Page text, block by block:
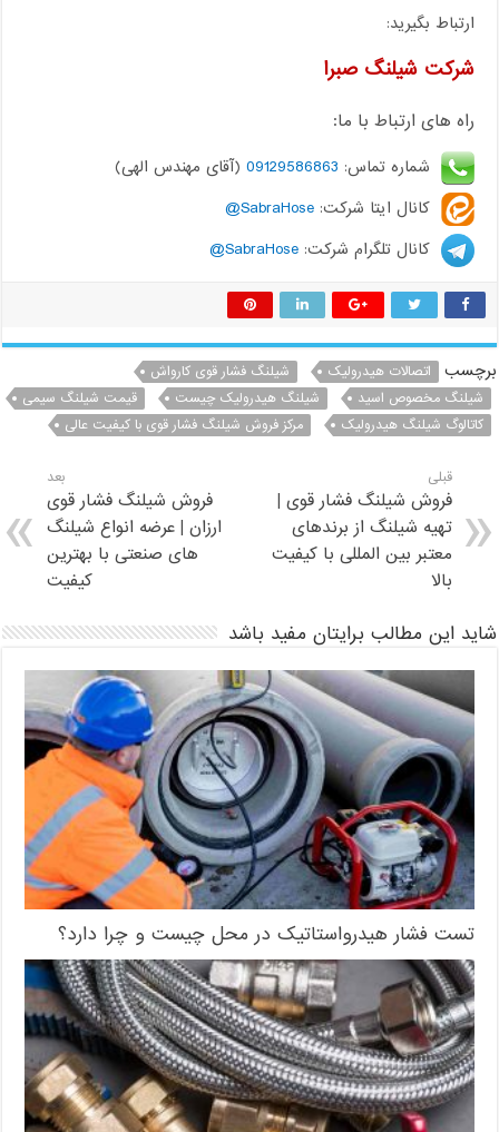
ارتباط بگیرید:
شرکت شیلنگ صبرا
راه های ارتباط با ما:
شماره تماس: 09129586863 (آقای مهندس الهی)
کانال ایتا شرکت:SabraHose@
کانال تلگرام شرکت:SabraHose@
برچسب اتصالات هیدرولیک
شیلنگ فشار قوی کارواش
شیلنگ مخصوص اسید
شیلنگ هیدرولیک چیست
قیمت شیلنگ سیمی
کاتالوگ شیلنگ هیدرولیک
مرکز فروش شیلنگ فشار قوی با کیفیت عالی
قبلی
فروش شیلنگ فشار قوی |
تهیه شیلنگ از برندهای
معتبر بین المللی با کیفیت
بالا
بعد
فروش شیلنگ فشار قوی
ارزان | عرضه انواع شیلنگ
های صنعتی با بهترین
کیفیت
شاید این مطالب برایتان مفید باشد
تست فشار هیدرواستاتیک در محل چیست و چرا دارد؟